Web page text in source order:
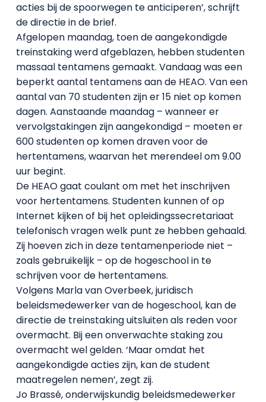
acties bij de spoorwegen te anticiperen’, schrijft
de directie in de brief.
Afgelopen maandag, toen de aangekondigde
treinstaking werd afgeblazen, hebben studenten
massaal tentamens gemaakt. Vandaag was een
beperkt aantal tentamens aan de HEAO. Van een
aantal van 70 studenten zijn er 15 niet op komen
dagen. Aanstaande maandag – wanneer er
vervolgstakingen zijn aangekondigd – moeten er
600 studenten op komen draven voor de
hertentamens, waarvan het merendeel om 9.00
uur begint.
De HEAO gaat coulant om met het inschrijven
voor hertentamens. Studenten kunnen of op
Internet kijken of bij het opleidingssecretariaat
telefonisch vragen welk punt ze hebben gehaald.
Zij hoeven zich in deze tentamenperiode niet –
zoals gebruikelijk – op de hogeschool in te
schrijven voor de hertentamens.
Volgens Marla van Overbeek, juridisch
beleidsmedewerker van de hogeschool, kan de
directie de treinstaking uitsluiten als reden voor
overmacht. Bij een onverwachte staking zou
overmacht wel gelden. ‘Maar omdat het
aangekondigde acties zijn, kan de student
maatregelen nemen’, zegt zij.
Jo Brassé, onderwijskundig beleidsmedewerker